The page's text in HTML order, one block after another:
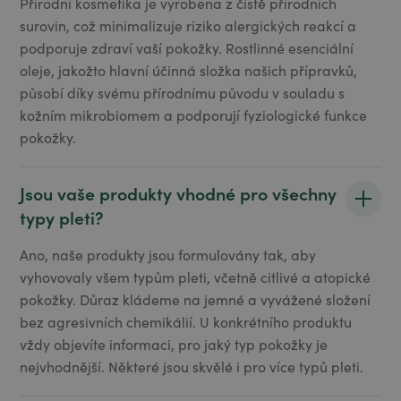
surovin, což minimalizuje riziko alergických reakcí a
podporuje zdraví vaší pokožky. Rostlinné esenciální
oleje, jakožto hlavní účinná složka našich přípravků,
působí díky svému přírodnímu původu v souladu s
kožním mikrobiomem a podporují fyziologické funkce
pokožky.
Jsou vaše produkty vhodné pro všechny
typy pleti?
Ano, naše produkty jsou formulovány tak, aby
vyhovovaly všem typům pleti, včetně citlivé a atopické
pokožky. Důraz kládeme na jemné a vyvážené složení
bez agresivních chemikálií. U konkrétního produktu
vždy objevíte informaci, pro jaký typ pokožky je
nejvhodnější. Některé jsou skvělé i pro více typů pleti.